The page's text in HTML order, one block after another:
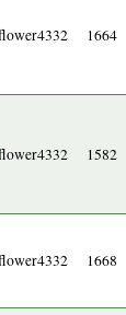
1664
1582
1668